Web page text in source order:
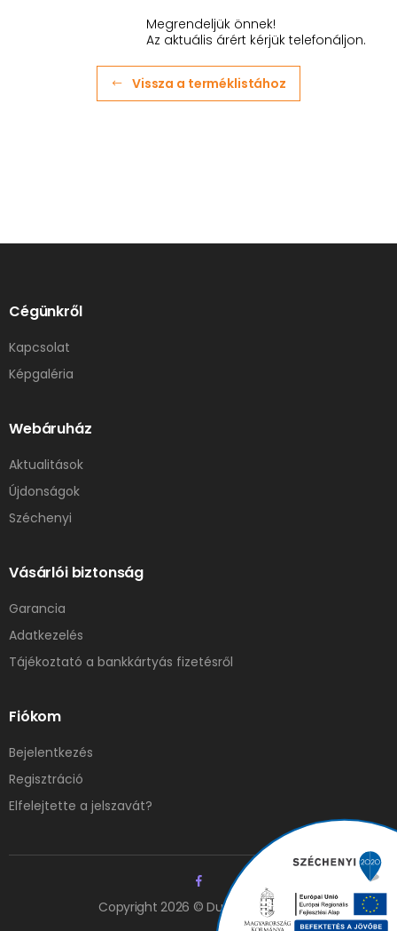
Megrendeljük önnek!
Az aktuális árért kérjük telefonáljon.
Vissza a terméklistához
Cégünkről
Kapcsolat
Képgaléria
Webáruház
Aktualitások
Újdonságok
Széchenyi
Vásárlói biztonság
Garancia
Adatkezelés
Tájékoztató a bankkártyás fizetésről
Fiókom
Bejelentkezés
Regisztráció
Elfelejtette a jelszavát?
Copyright 2026 © Duna Elzáró Kft.